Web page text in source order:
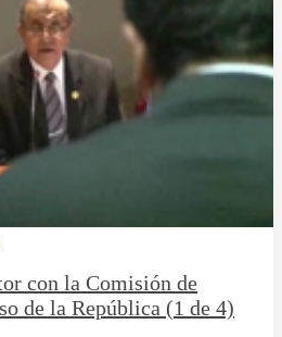
con la Comisión de
de la República (1 de 4)